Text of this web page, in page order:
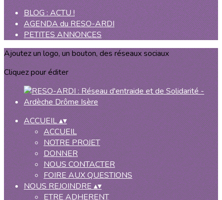
BLOG : ACTU !
AGENDA du RESO-ARDI
PETITES ANNONCES
Ajoutez un logo, un bouton, des réseaux sociaux
Cliquez pour éditer
ACCUEIL▴▾
ACCUEIL
NOTRE PROJET
DONNER
NOUS CONTACTER
FOIRE AUX QUESTIONS
NOUS REJOINDRE▴▾
ETRE ADHERENT